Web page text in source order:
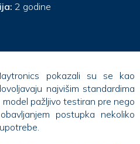
2 godine
pokazali su se kao
najvišim standardima
pažljivo testiran pre nego